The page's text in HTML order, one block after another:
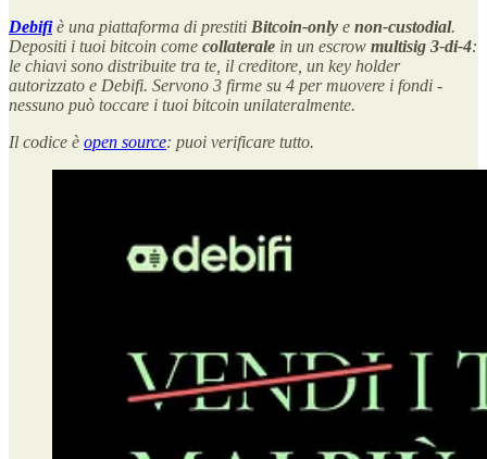
Debifiè una piattaforma di prestiti Bitcoin-only e non-custodial.
Depositi i tuoi bitcoin come collaterale in un escrow multisig 3-di-4:
le chiavi sono distribuite tra te, il creditore, un key holder
autorizzato e Debifi. Servono 3 firme su 4 per muovere i fondi -
nessuno può toccare i tuoi bitcoin unilateralmente.
Il codice è open source: puoi verificare tutto.